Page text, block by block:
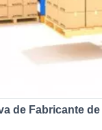
de Fabricante